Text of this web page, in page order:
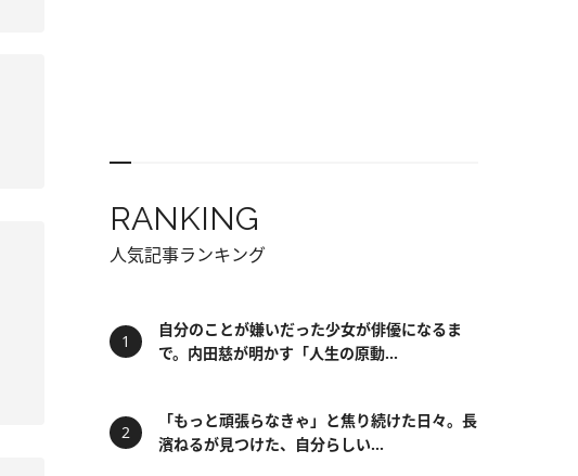
RANKING
人気記事ランキング
自分のことが嫌いだった少女が俳優になるま
で。内田慈が明かす「人生の原動...
「もっと頑張らなきゃ」と焦り続けた日々。長
濱ねるが見つけた、自分らしい...